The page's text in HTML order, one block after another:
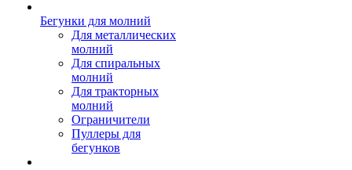
Бегунки для молний
Для металлических
молний
Для спиральных
молний
Для тракторных
молний
Ограничители
Пуллеры для
бегунков